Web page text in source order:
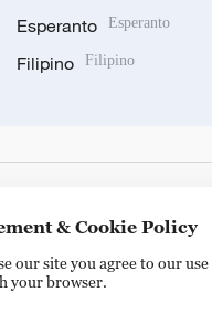
Esperanto Esperanto
Filipino Filipino
& Cookie Policy
our site you agree to our
your browser.